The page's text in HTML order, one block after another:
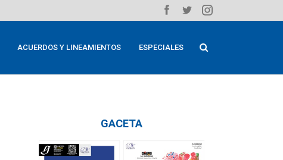
ACUERDOS Y LINEAMIENTOS ESPECIALES
GACETA